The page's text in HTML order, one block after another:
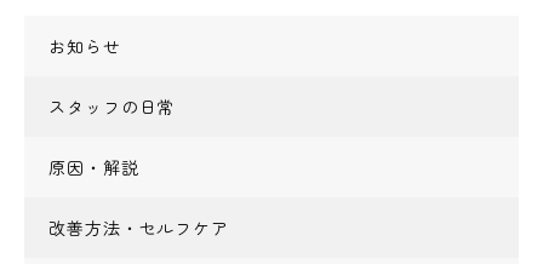
お知らせ
スタッフの日常
原因・解説
改善方法・セルフケア